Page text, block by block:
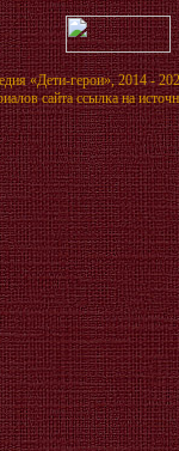
«Дети-герои», 2014 -
сайта ссылка на